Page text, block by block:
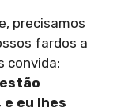
precisamos
fardos a
convida:
eu lhes